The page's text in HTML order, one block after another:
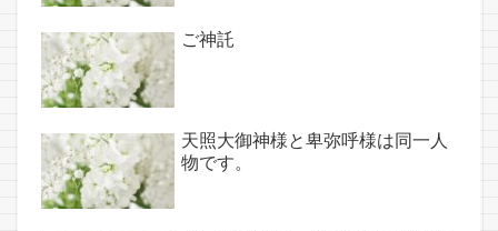
ご神託
天照大御神様と卑弥呼様は同一人
物です。